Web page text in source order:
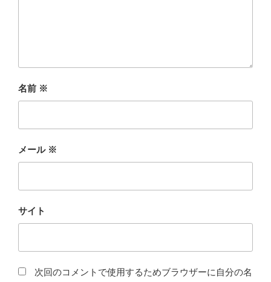
名前 ※
メール ※
サイト
次回のコメントで使用するためブラウザーに自分の名